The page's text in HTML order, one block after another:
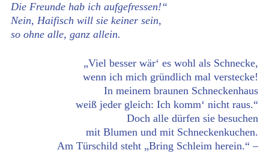
Die Freunde hab ich aufgefressen!“
Nein, Haifisch will sie keiner sein,
so ohne alle, ganz allein.
„Viel besser wär‘ es wohl als Schnecke,
wenn ich mich gründlich mal verstecke!
In meinem braunen Schneckenhaus
weiß jeder gleich: Ich komm‘ nicht raus.“
Doch alle dürfen sie besuchen
mit Blumen und mit Schneckenkuchen.
Am Türschild steht „Bring Schleim herein.“ –